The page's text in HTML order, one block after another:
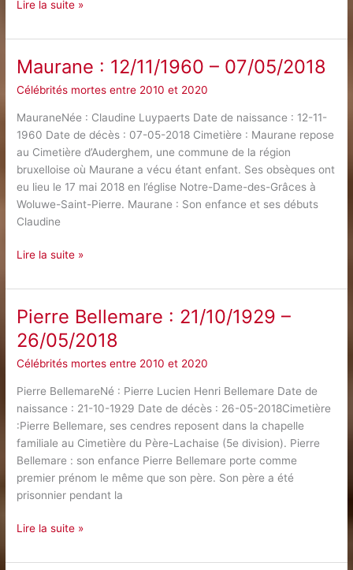
Philippe
:
12/11/1935
–
28/10/2018
Lire la suite »
Maurane : 12/11/1960 – 07/05/2018
Célébrités mortes entre 2010 et 2020
MauraneNée : Claudine Luypaerts Date de naissance : 12-11-
1960 Date de décès : 07-05-2018 Cimetière : Maurane repose
au Cimetière d’Auderghem, une commune de la région
bruxelloise où Maurane a vécu étant enfant. Ses obsèques ont
eu lieu le 17 mai 2018 en l’église Notre-Dame-des-Grâces à
Woluwe-Saint-Pierre. Maurane : Son enfance et ses débuts
Claudine
Maurane
12/11/1960
–
07/05/2018
Lire la suite »
Pierre Bellemare : 21/10/1929 –
26/05/2018
Célébrités mortes entre 2010 et 2020
Pierre BellemareNé : Pierre Lucien Henri Bellemare Date de
naissance : 21-10-1929 Date de décès : 26-05-2018Cimetière
:Pierre Bellemare, ses cendres reposent dans la chapelle
familiale au Cimetière du Père-Lachaise (5e division). Pierre
Bellemare : son enfance Pierre Bellemare porte comme
premier prénom le même que son père. Son père a été
prisonnier pendant la
Pierre
:
Lire la suite »